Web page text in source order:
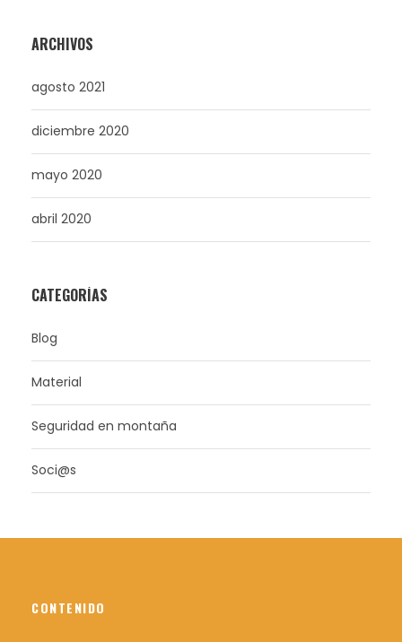
ARCHIVOS
agosto 2021
diciembre 2020
mayo 2020
abril 2020
CATEGORÍAS
Blog
Material
Seguridad en montaña
Soci@s
CONTENIDO